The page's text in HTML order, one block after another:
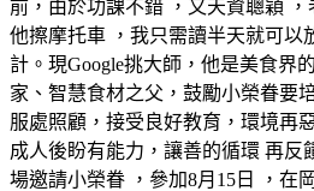
前，由於功課不錯 ，又天資聰穎
他擦摩托車 ，我只需讀半天就可以
計。現Google挑大師，他是美食界
家、智慧食材之父，鼓勵小榮眷要
服處照顧，接受良好教育，環境再
成人後盼有能力，讓善的循環 再反
場邀請小榮眷 ，參加8月15日 ，在